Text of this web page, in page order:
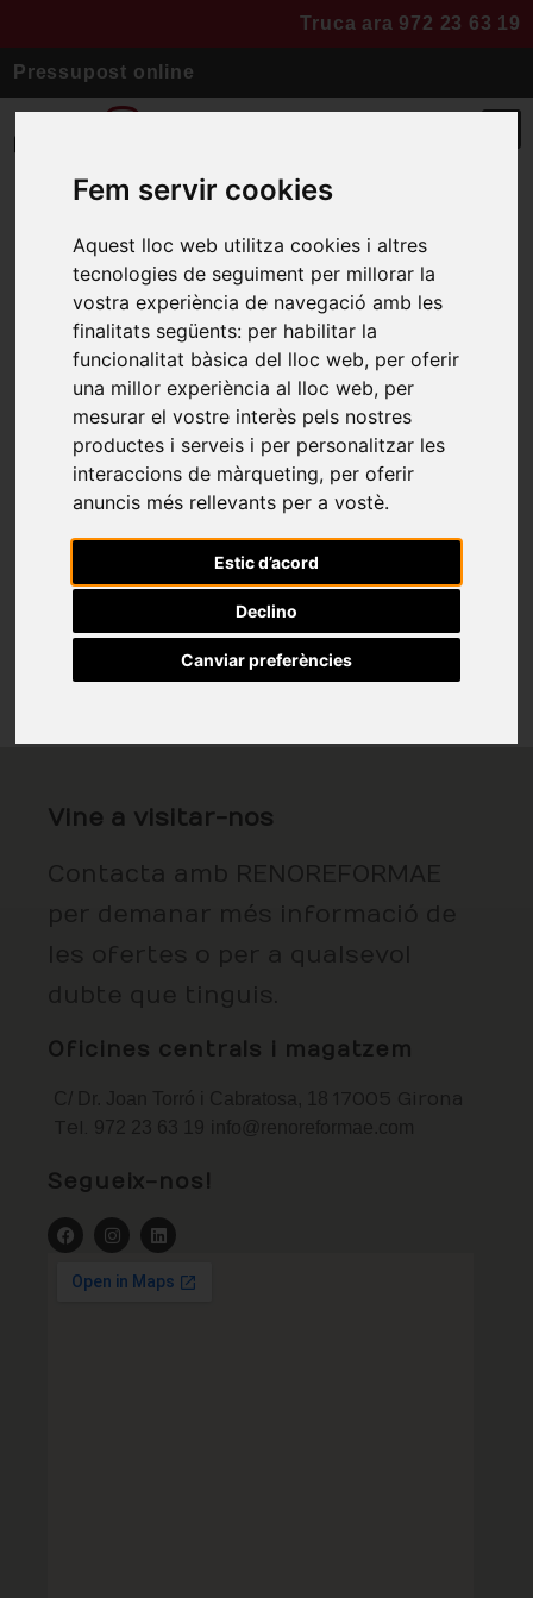
Fem servir cookies
Aquest lloc web utilitza cookies i altres
tecnologies de seguiment per millorar la
vostra experiència de navegació amb les
finalitats següents: per habilitar la
funcionalitat bàsica del lloc web, per oferir
una millor experiència al lloc web, per
mesurar el vostre interès pels nostres
productes i serveis i per personalitzar les
interaccions de màrqueting, per oferir
anuncis més rellevants per a vostè.
Estic d’acord
Declino
Canviar preferències
Truca ara 972 23 63 19
Pressupost online
Reforma habitatge
Vilablareix
Hem fet una reforma integral a
aquest habitatge a Vilablareix.
S’han actualitzat el terres,
obertures, il·luminació, cuina…
Vine a visitar-nos
Contacta amb RENOREFORMAE
per demanar més informació de
Oficines centrals i magatzem
Segueix-nos!